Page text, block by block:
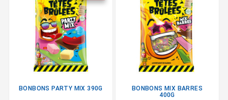
BONBONS PARTY MIX 390G
BONBONS MIX BARRES
400G